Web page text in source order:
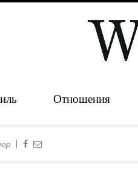
Отношения